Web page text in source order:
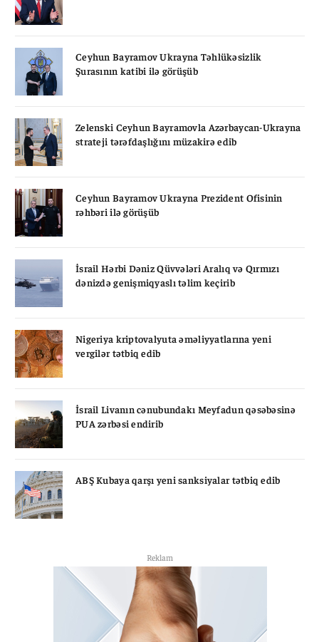
Ceyhun Bayramov Ukrayna Təhlükəsizlik
Şurasının katibi ilə görüşüb
Zelenski Ceyhun Bayramovla Azərbaycan-Ukrayna
strateji tərəfdaşlığını müzakirə edib
Ceyhun Bayramov Ukrayna Prezident Ofisinin
rəhbəri ilə görüşüb
İsrail Hərbi Dəniz Qüvvələri Aralıq və Qırmızı
dənizdə genişmiqyaslı təlim keçirib
Nigeriya kriptovalyuta əməliyyatlarına yeni
vergilər tətbiq edib
İsrail Livanın cənubundakı Meyfadun qəsəbəsinə
PUA zərbəsi endirib
ABŞ Kubaya qarşı yeni sanksiyalar tətbiq edib
Reklam